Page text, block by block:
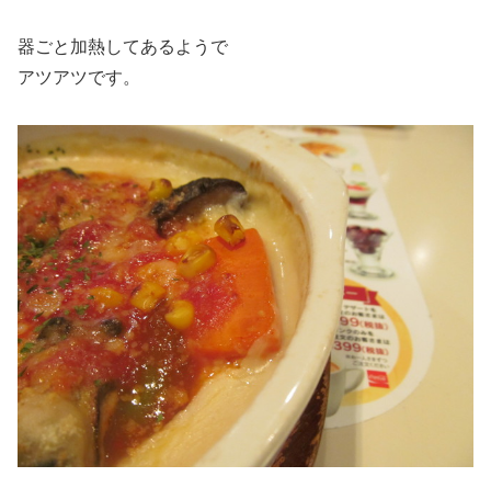
器ごと加熱してあるようで
アツアツです。